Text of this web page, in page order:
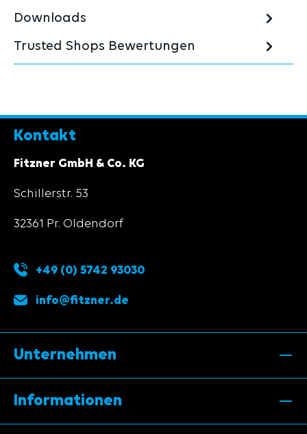
Downloads
Trusted Shops Bewertungen
Kontakt
Fitzner GmbH & Co. KG
Schillerstr. 53
32361 Pr. Oldendorf
+49 (0) 5742 93030
info@fitzner.de
Unternehmen
Informationen